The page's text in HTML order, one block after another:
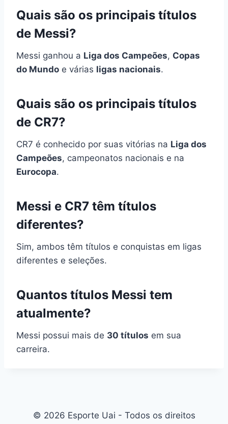
Quais são os principais títulos
de Messi?
Messi ganhou a Liga dos Campeões, Copas
do Mundo e várias ligas nacionais.
Quais são os principais títulos
de CR7?
CR7 é conhecido por suas vitórias na Liga dos
Campeões, campeonatos nacionais e na
Eurocopa.
Messi e CR7 têm títulos
diferentes?
Sim, ambos têm títulos e conquistas em ligas
diferentes e seleções.
Quantos títulos Messi tem
atualmente?
Messi possui mais de 30 títulos em sua
carreira.
© 2026 Esporte Uai - Todos os direitos